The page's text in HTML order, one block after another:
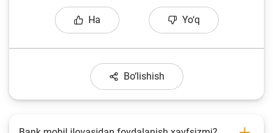
Ha Yo‘q
Bo‘lishish